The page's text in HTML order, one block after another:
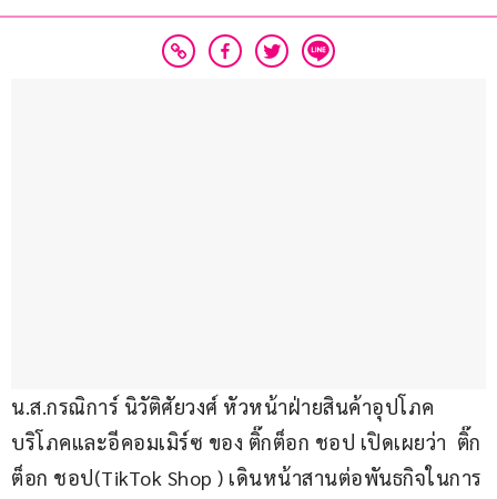
น.ส.กรณิการ์ นิวัติศัยวงศ์ หัวหน้าฝ่ายสินค้าอุปโภค
บริโภคและอีคอมเมิร์ซ ของ ติ๊กต็อก ชอป เปิดเผยว่า  ติ๊ก
ต็อก ชอป(TikTok Shop ) เดินหน้าสานต่อพันธกิจในการ